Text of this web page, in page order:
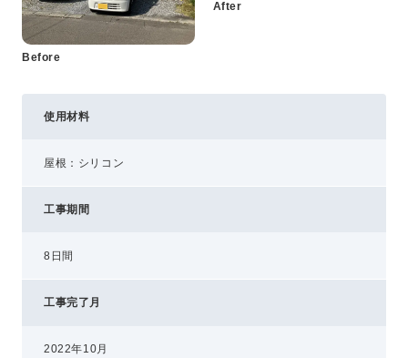
Before
After
使用材料
屋根：シリコン
工事期間
8日間
工事完了月
2022年10月